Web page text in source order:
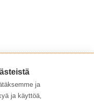
ja
ja käyttöä,